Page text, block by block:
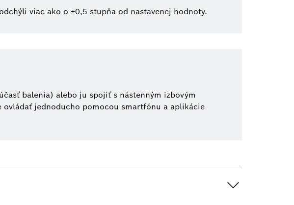
viac ako o ±0,5 stupňa od nastavenej hodnoty.
balenia) alebo ju spojiť s nástenným izbovým
jednoducho pomocou smartfónu a aplikácie